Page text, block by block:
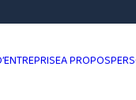
A PROPOS